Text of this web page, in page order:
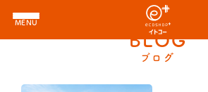
MENU gin
ここから始まる、心地よい
BLOG
ブログ